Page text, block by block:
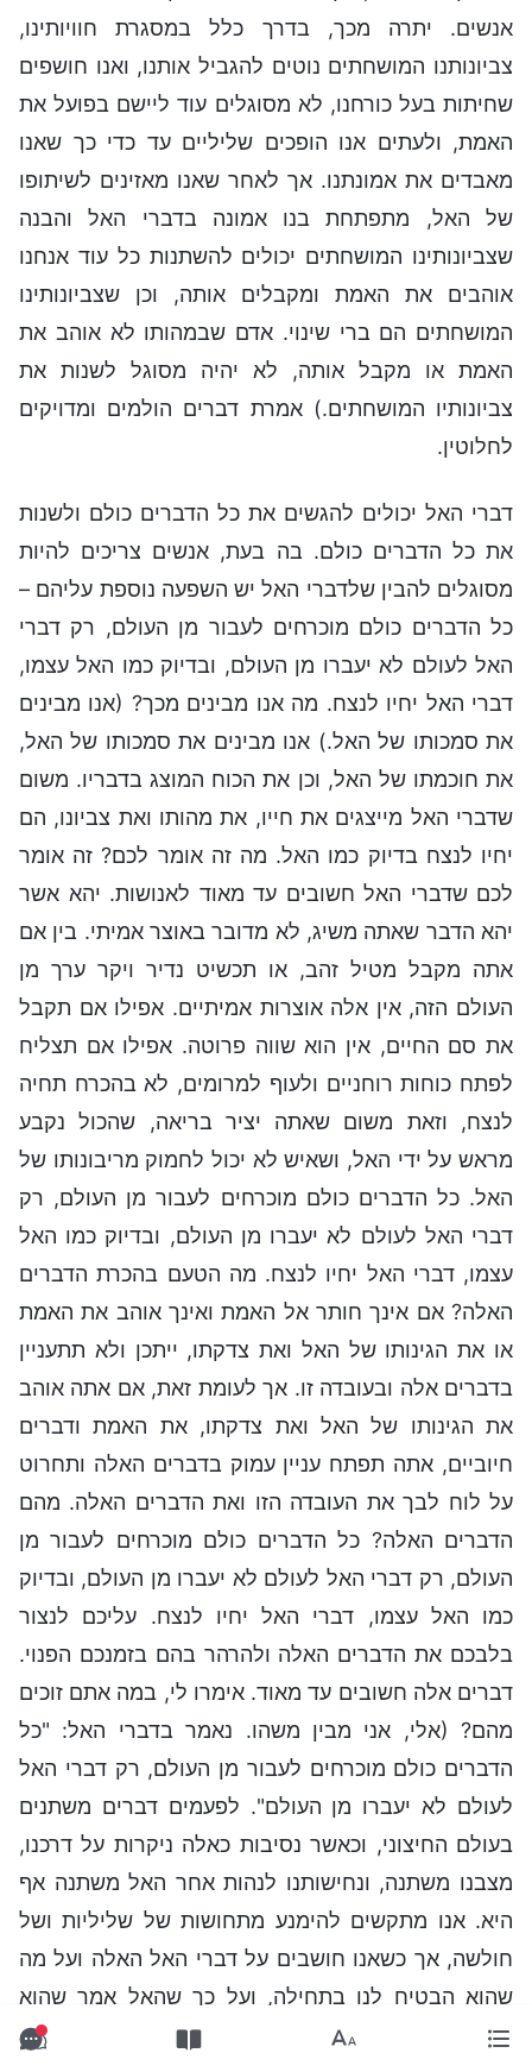
אנשים. יתרה מכך, בדרך כלל במסגרת חוויותינו,
צביונותנו המושחתים נוטים להגביל אותנו, ואנו חושפים
שחיתות בעל כורחנו, לא מסוגלים עוד ליישם בפועל את
האמת, ולעתים אנו הופכים שליליים עד כדי כך שאנו
מאבדים את אמונתנו. אך לאחר שאנו מאזינים לשיתופו
של האל, מתפתחת בנו אמונה בדברי האל והבנה
שצביונותינו המושחתים יכולים להשתנות כל עוד אנחנו
אוהבים את האמת ומקבלים אותה, וכן שצביונותינו
המושחתים הם ברי שינוי. אדם שבמהותו לא אוהב את
האמת או מקבל אותה, לא יהיה מסוגל לשנות את
צביונותיו המושחתים.) אמרת דברים הולמים ומדויקים
לחלוטין.
דברי האל יכולים להגשים את כל הדברים כולם ולשנות
את כל הדברים כולם. בה בעת, אנשים צריכים להיות
מסוגלים להבין שלדברי האל יש השפעה נוספת עליהם –
כל הדברים כולם מוכרחים לעבור מן העולם, רק דברי
האל לעולם לא יעברו מן העולם, ובדיוק כמו האל עצמו,
דברי האל יחיו לנצח. מה אנו מבינים מכך? (אנו מבינים
את סמכותו של האל.) אנו מבינים את סמכותו של האל,
את חוכמתו של האל, וכן את הכוח המוצג בדבריו. משום
שדברי האל מייצגים את חייו, את מהותו ואת צביונו, הם
יחיו לנצח בדיוק כמו האל. מה זה אומר לכם? זה אומר
לכם שדברי האל חשובים עד מאוד לאנושות. יהא אשר
יהא הדבר שאתה משיג, לא מדובר באוצר אמיתי. בין אם
אתה מקבל מטיל זהב, או תכשיט נדיר ויקר ערך מן
העולם הזה, אין אלה אוצרות אמיתיים. אפילו אם תקבל
את סם החיים, אין הוא שווה פרוטה. אפילו אם תצליח
לפתח כוחות רוחניים ולעוף למרומים, לא בהכרח תחיה
לנצח, וזאת משום שאתה יציר בריאה, שהכול נקבע
מראש על ידי האל, ושאיש לא יכול לחמוק מריבונותו של
האל. כל הדברים כולם מוכרחים לעבור מן העולם, רק
דברי האל לעולם לא יעברו מן העולם, ובדיוק כמו האל
עצמו, דברי האל יחיו לנצח. מה הטעם בהכרת הדברים
האלה? אם אינך חותר אל האמת ואינך אוהב את האמת
או את הגינותו של האל ואת צדקתו, ייתכן ולא תתעניין
בדברים אלה ובעובדה זו. אך לעומת זאת, אם אתה אוהב
את הגינותו של האל ואת צדקתו, את האמת ודברים
חיוביים, אתה תפתח עניין עמוק בדברים האלה ותחרוט
על לוח לבך את העובדה הזו ואת הדברים האלה. מהם
הדברים האלה? כל הדברים כולם מוכרחים לעבור מן
העולם, רק דברי האל לעולם לא יעברו מן העולם, ובדיוק
כמו האל עצמו, דברי האל יחיו לנצח. עליכם לנצור
בלבכם את הדברים האלה ולהרהר בהם בזמנכם הפנוי.
דברים אלה חשובים עד מאוד. אימרו לי, במה אתם זוכים
מהם? (אלי, אני מבין משהו. נאמר בדברי האל: "כל
הדברים כולם מוכרחים לעבור מן העולם, רק דברי האל
לעולם לא יעברו מן העולם". לפעמים דברים משתנים
בעולם החיצוני, וכאשר נסיבות כאלה ניקרות על דרכנו,
מצבנו משתנה, ונחישותנו לנהות אחר האל משתנה אף
היא. אנו מתקשים להימנע מתחושות של שליליות ושל
חולשה, אך כשאנו חושבים על דברי האל האלה ועל מה
שהוא הבטיח לנו בתחילה, ועל כך שהאל אמר שהוא
רוצה לזכות בקבוצת אנשים המאוחדים עמו בלב ובנפש,